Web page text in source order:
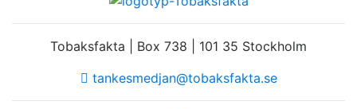
Tobaksfakta | Box 738 | 101 35 Stockholm
tankesmedjan@tobaksfakta.se